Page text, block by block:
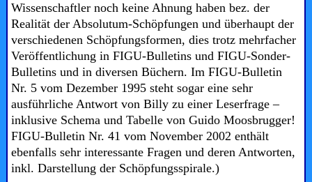
Wissenschaftler noch keine Ahnung haben bez. der
Realität der Absolutum-Schöpfungen und überhaupt der
verschiedenen Schöpfungsformen, dies trotz mehrfacher
Veröffentlichung in FIGU-Bulletins und FIGU-Sonder-
Bulletins und in diversen Büchern. Im FIGU-Bulletin
Nr. 5 vom Dezember 1995 steht sogar eine sehr
ausführliche Antwort von Billy zu einer Leserfrage –
inklusive Schema und Tabelle von Guido Moosbrugger!
FIGU-Bulletin Nr. 41 vom November 2002 enthält
ebenfalls sehr interessante Fragen und deren Antworten,
inkl. Darstellung der Schöpfungsspirale.)